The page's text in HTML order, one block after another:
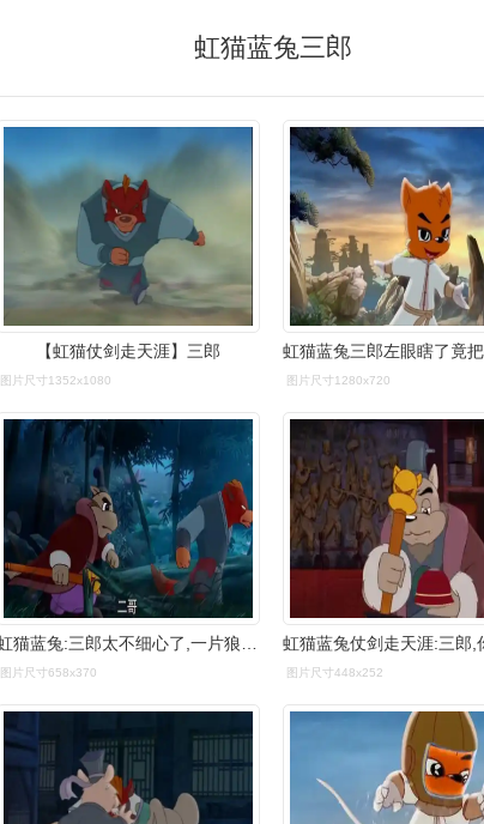
虹猫蓝兔三郎
【虹猫仗剑走天涯】三郎
图片尺寸1352x1080 图片尺寸1280x720
图片尺寸658x370 图片尺寸448x252